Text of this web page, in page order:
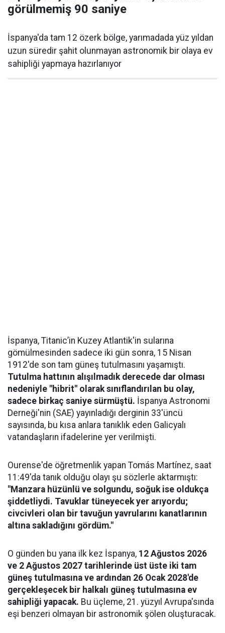
görülmemiş 90 saniye
İspanya'da tam 12 özerk bölge, yarımadada yüz yıldan
uzun süredir şahit olunmayan astronomik bir olaya ev
sahipliği yapmaya hazırlanıyor
İspanya, Titanic’in Kuzey Atlantik'in sularına
gömülmesinden sadece iki gün sonra, 15 Nisan
1912'de son tam güneş tutulmasını yaşamıştı.
Tutulma hattının alışılmadık derecede dar olması
nedeniyle "hibrit" olarak sınıflandırılan bu olay,
sadece birkaç saniye sürmüştü. İspanya Astronomi
Derneği'nin (SAE) yayınladığı derginin 33'üncü
sayısında, bu kısa anlara tanıklık eden Galicyalı
vatandaşların ifadelerine yer verilmişti.
Ourense'de öğretmenlik yapan Tomás Martínez, saat
11:49'da tanık olduğu olayı şu sözlerle aktarmıştı:
"Manzara hüzünlü ve solgundu, soğuk ise oldukça
şiddetliydi. Tavuklar tüneyecek yer arıyordu;
civcivleri olan bir tavuğun yavrularını kanatlarının
altına sakladığını gördüm."
O günden bu yana ilk kez İspanya, 12 Ağustos 2026
ve 2 Ağustos 2027 tarihlerinde üst üste iki tam
güneş tutulmasına ve ardından 26 Ocak 2028'de
gerçekleşecek bir halkalı güneş tutulmasına ev
sahipliği yapacak. Bu üçleme, 21. yüzyıl Avrupa'sında
eşi benzeri olmayan bir astronomik şölen oluşturacak.